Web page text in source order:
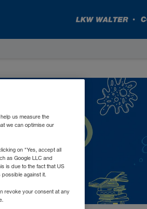
us measure the
we can optimise our
on "Yes, accept all
as Google LLC and
is due to the fact that US
against it.
revoke your consent at any